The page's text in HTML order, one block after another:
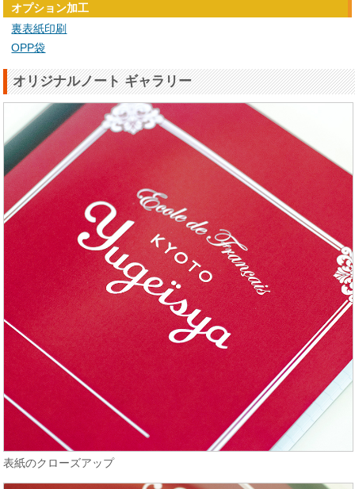
オプション加工
裏表紙印刷
OPP袋
オリジナルノート ギャラリー
表紙のクローズアップ